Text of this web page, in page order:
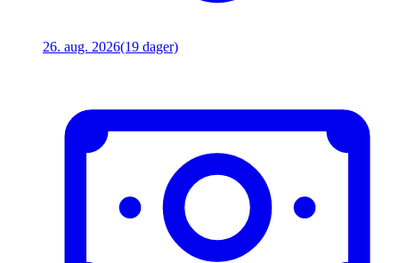
26. aug. 2026(19 dager)